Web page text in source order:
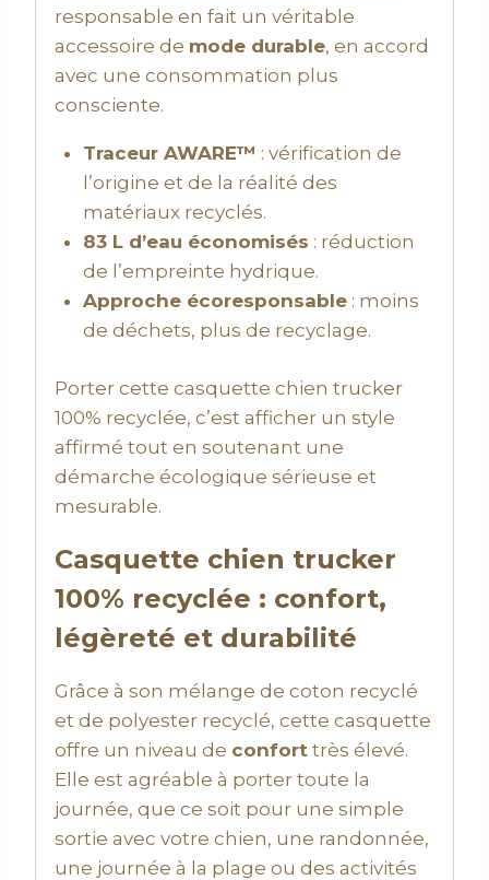
responsable en fait un véritable
accessoire de mode durable, en accord
avec une consommation plus
consciente.
Traceur AWARE™ : vérification de
l’origine et de la réalité des
matériaux recyclés.
83 L d’eau économisés : réduction
de l’empreinte hydrique.
Approche écoresponsable: moins
de déchets, plus de recyclage.
Porter cette casquette chien trucker
100% recyclée, c’est afficher un style
affirmé tout en soutenant une
démarche écologique sérieuse et
mesurable.
Casquette chien trucker
100% recyclée : confort,
légèreté et durabilité
Grâce à son mélange de coton recyclé
et de polyester recyclé, cette casquette
offre un niveau de confort très élevé.
Elle est agréable à porter toute la
journée, que ce soit pour une simple
sortie avec votre chien, une randonnée,
une journée à la plage ou des activités